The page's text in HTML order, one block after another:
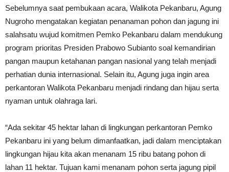
Sebelumnya saat pembukaan acara, Walikota Pekanbaru, Agung
Nugroho mengatakan kegiatan penanaman pohon dan jagung ini
salahsatu wujud komitmen Pemko Pekanbaru dalam mendukung
program prioritas Presiden Prabowo Subianto soal kemandirian
pangan maupun ketahanan pangan nasional yang telah menjadi
perhatian dunia internasional. Selain itu, Agung juga ingin area
perkantoran Walikota Pekanbaru menjadi rindang dan hijau serta
nyaman untuk olahraga lari.
“Ada sekitar 45 hektar lahan di lingkungan perkantoran Pemko
Pekanbaru ini yang belum dimanfaatkan, jadi dalam menciptakan
lingkungan hijau kita akan menanam 15 ribu batang pohon di
lahan 11 hektar. Tujuan kami menanam pohon serta jagung pipil